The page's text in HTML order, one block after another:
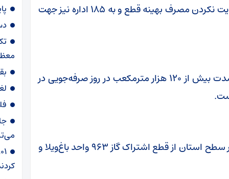
۳۱ اداره در استان سمنان به علت پرمصرفی و رعایت نکردن مصرف بهینه قطع و به ۱۸۵ اداره نیز جهت
این مقام مسئول همچنین تصریح کرد: در این مدت بیش از ۱۲۰ هزار مترمکعب در روز صرفه‌جویی در
وی با اشاره به شناسایی مشترکان پرمصرف گاز در سطح استان از قطع اشتراک گاز ۹۶۳ واحد باغ‌‌ویلا و